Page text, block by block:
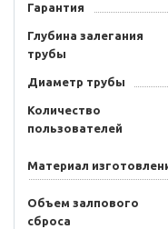
Гарантия
Глубина залегания
трубы
Диаметр трубы
Количество
пользователей
Материал
Объем залпового
сброса